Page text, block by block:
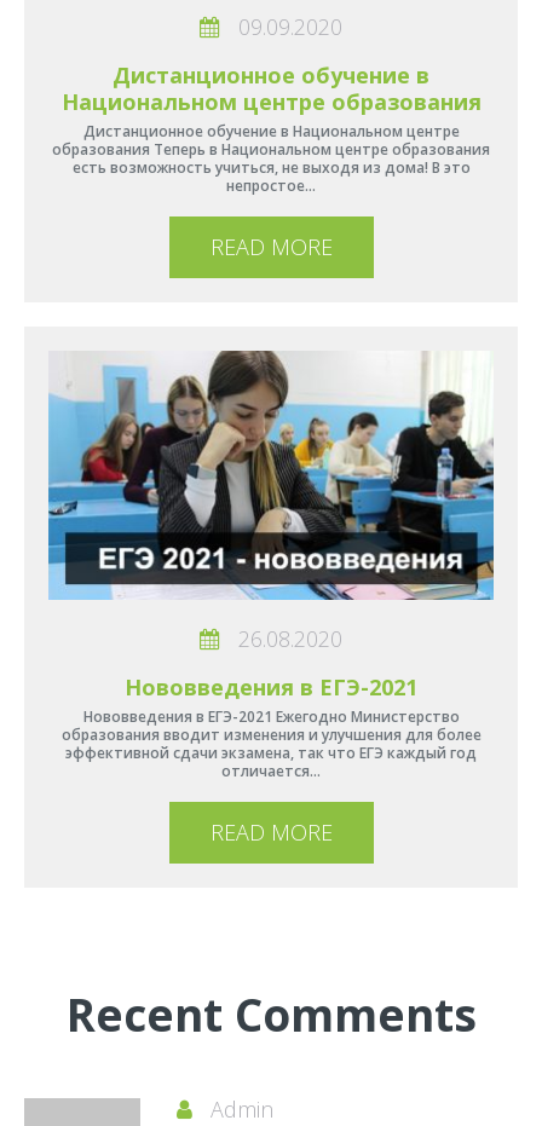
09.09.2020
Дистанционное обучение в
Национальном центре образования
Дистанционное обучение в Национальном центре
образования Теперь в Национальном центре образования
есть возможность учиться, не выходя из дома! В это
непростое…
READ MORE
26.08.2020
Нововведения в ЕГЭ-2021
Нововведения в ЕГЭ-2021 Ежегодно Министерство
образования вводит изменения и улучшения для более
эффективной сдачи экзамена, так что ЕГЭ каждый год
отличается…
READ MORE
Recent Comments
Admin